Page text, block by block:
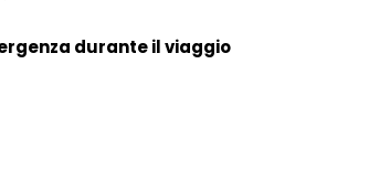
durante il viaggio